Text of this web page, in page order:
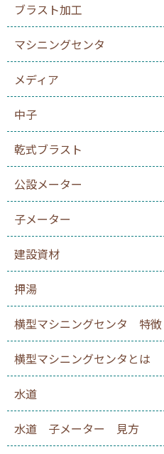
ブラスト加工
マシニングセンタ
メディア
中子
乾式ブラスト
公設メーター
子メーター
建設資材
押湯
横型マシニングセンタ 特徴
横型マシニングセンタとは
水道
水道 子メーター 見方